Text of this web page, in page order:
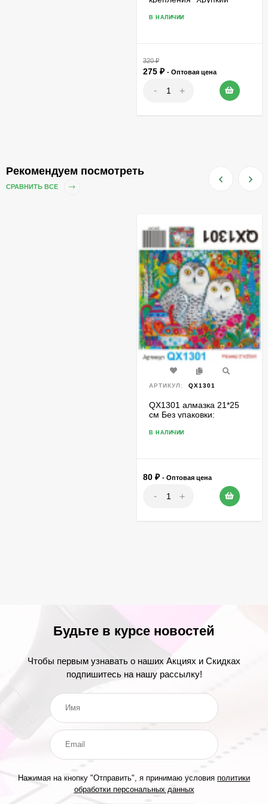
В НАЛИЧИИ
320₽
275 ₽ - Оптовая цена
- +
Рекомендуем посмотреть
СРАВНИТЬ ВСЕ
АРТИКУЛ: QX1301
QX1301 алмазка 21*25
см Без упаковки:
+ подставка
В НАЛИЧИИ
80 ₽ - Оптовая цена
- +
Будьте в курсе новостей
Чтобы первым узнавать о наших Акциях и Скидках
подпишитесь на нашу рассылку!
Нажимая на кнопку "Отправить", я принимаю условия политики
обработки персональных данных